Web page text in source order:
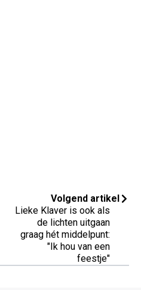
Volgend artikel
Lieke Klaver is ook als
de lichten uitgaan
graag hét middelpunt:
"Ik hou van een
feestje"